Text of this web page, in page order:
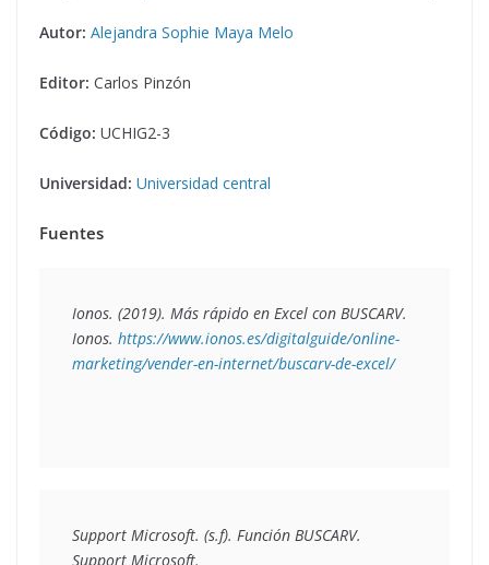
Autor: Alejandra Sophie Maya Melo
Editor: Carlos Pinzón
Código: UCHIG2-3
Universidad: Universidad central
Fuentes
Ionos. (2019). Más rápido en Excel con BUSCARV.
Ionos. https://www.ionos.es/digitalguide/online-
marketing/vender-en-internet/buscarv-de-excel/
Support Microsoft. (s.f). Función BUSCARV.